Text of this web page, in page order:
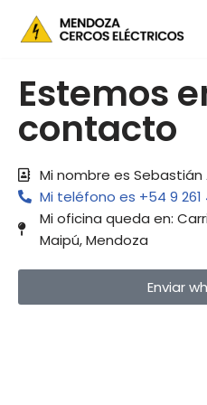
Saltar
contenido
Estemos
contacto
Mi nombre es Sebastián
Mi teléfono es +54 9
Mi oficina queda en:
Maipú, Mendoza
Enviar